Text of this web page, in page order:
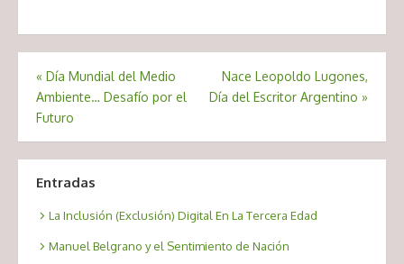
Navegación
de
entradas
« Día Mundial del Medio
Ambiente… Desafío por el
Futuro
Nace Leopoldo Lugones,
Día del Escritor Argentino »
Entradas
La Inclusión (Exclusión) Digital En La Tercera Edad
Manuel Belgrano y el Sentimiento de Nación